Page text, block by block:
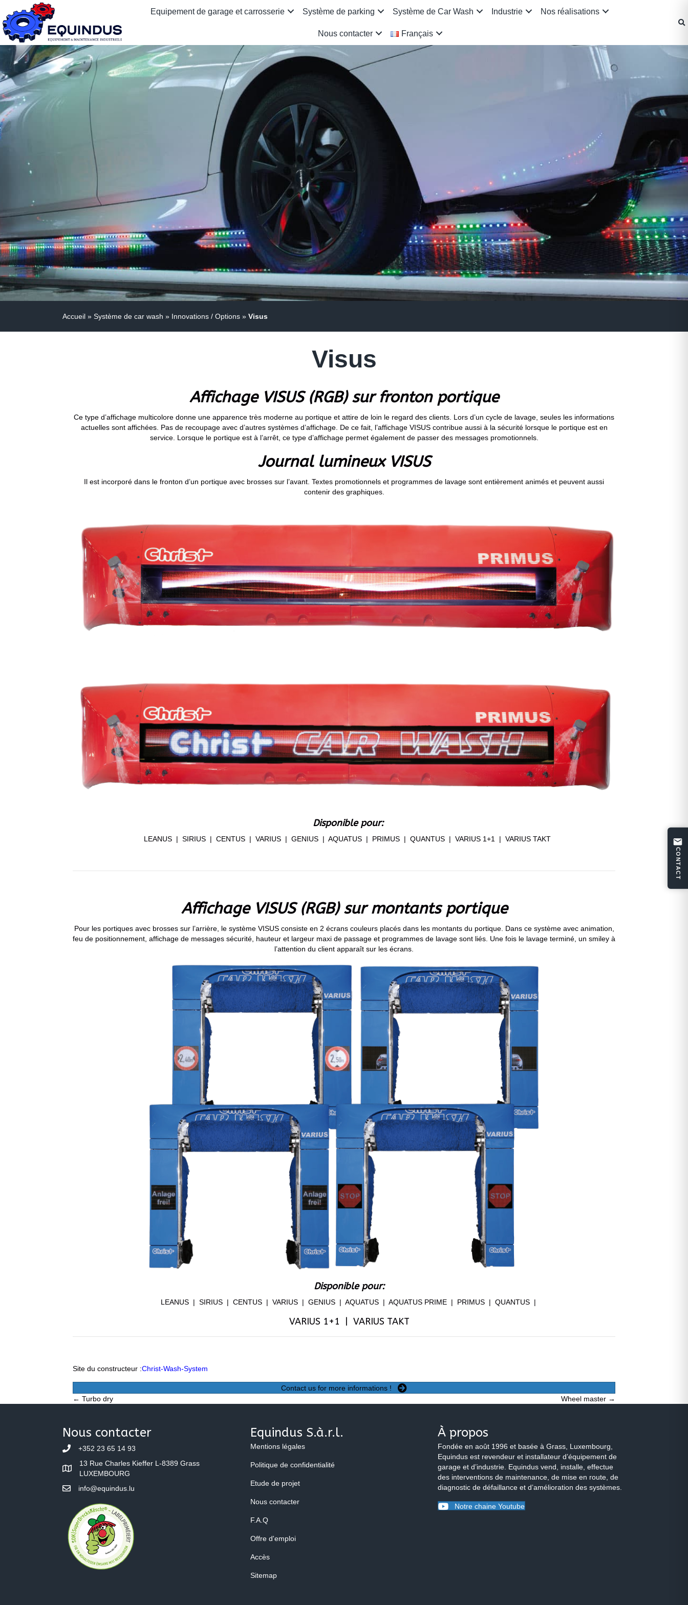
Equipement de garage et carrosserie Système de parking Système de Car Wash Industrie Nos réalisations
Nous contacter Français
Accueil » Système de car wash » Innovations / Options » Visus
Visus
Affichage VISUS (RGB) sur fronton portique
Ce type d’affichage multicolore donne une apparence très moderne au portique et attire de loin le regard des clients. Lors d’un cycle de lavage, seules les informations
actuelles sont affichées. Pas de recoupage avec d’autres systèmes d’affichage. De ce fait, l’affichage VISUS contribue aussi à la sécurité lorsque le portique est en
service. Lorsque le portique est à l’arrêt, ce type d’affichage permet également de passer des messages promotionnels.
Journal lumineux VISUS
Il est incorporé dans le fronton d’un portique avec brosses sur l’avant. Textes promotionnels et programmes de lavage sont entièrement animés et peuvent aussi
contenir des graphiques.
Disponible pour:
LEANUS | SIRIUS | CENTUS | VARIUS | GENIUS | AQUATUS | PRIMUS | QUANTUS | VARIUS 1+1 | VARIUS TAKT
Affichage VISUS (RGB) sur montants portique
Pour les portiques avec brosses sur l’arrière, le système VISUS consiste en 2 écrans couleurs placés dans les montants du portique. Dans ce système avec animation,
feu de positionnement, affichage de messages sécurité, hauteur et largeur maxi de passage et programmes de lavage sont liés. Une fois le lavage terminé, un smiley à
l’attention du client apparaît sur les écrans.
Disponible pour:
LEANUS | SIRIUS | CENTUS | VARIUS | GENIUS | AQUATUS | AQUATUS PRIME | PRIMUS | QUANTUS |
VARIUS 1+1 | VARIUS TAKT
Site du constructeur :Christ-Wash-System
Contact us for more informations !
Posts
navigation
← Turbo dry Wheel master →
Nous contacter
+352 23 65 14 93
13 Rue Charles Kieffer L-8389 Grass
LUXEMBOURG
info@equindus.lu
Equindus S.à.r.l.
Mentions légales
Politique de confidentialité
Etude de projet
Nous contacter
F.A.Q
Offre d'emploi
Accès
Sitemap
À propos
Fondée en août 1996 et basée à Grass, Luxembourg,
Equindus est revendeur et installateur d’équipement de
garage et d’industrie. Equindus vend, installe, effectue
des interventions de maintenance, de mise en route, de
diagnostic de défaillance et d’amélioration des systèmes.
Notre chaine Youtube
CONTACT